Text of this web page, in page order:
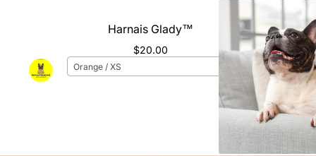
Harnais Glady™️
$20.00
Orange / XS